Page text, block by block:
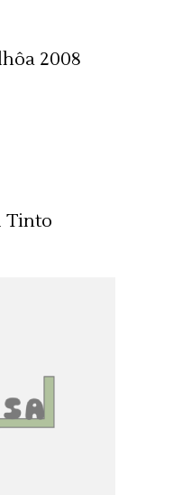
2008
Tinto
🛒